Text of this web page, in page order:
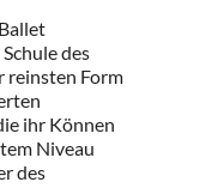
des
reinsten Form
ihr Können
Niveau
des